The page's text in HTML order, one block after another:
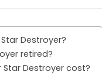
Destroyer?
retired?
Star Destroyer cost?